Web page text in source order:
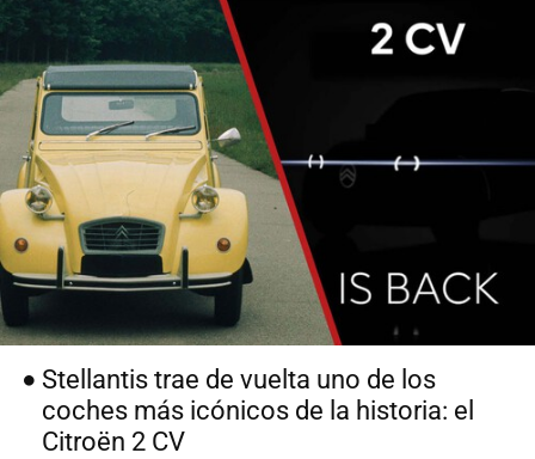
Stellantis trae de vuelta uno de los
coches más icónicos de la historia: el
Citroën 2 CV